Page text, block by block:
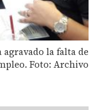
la falta de
Foto: Archivo